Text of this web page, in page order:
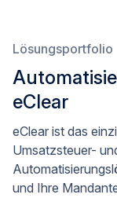
Lösungsportfolio
eClear
eClear ist das
Umsatzsteuer-
und Ihre